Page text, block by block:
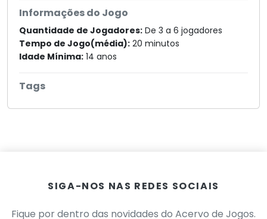
Informações do Jogo
Quantidade de Jogadores: De 3 a 6 jogadores
Tempo de Jogo(média): 20 minutos
Idade Mínima: 14 anos
Tags
SIGA-NOS NAS REDES SOCIAIS
Fique por dentro das novidades do Acervo de Jogos.